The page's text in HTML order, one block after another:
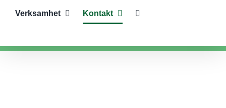
Verksamhet Kontakt